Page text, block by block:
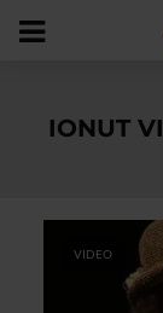
IONUT
VIDEO